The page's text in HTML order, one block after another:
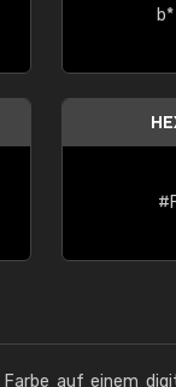
b*
auf einem